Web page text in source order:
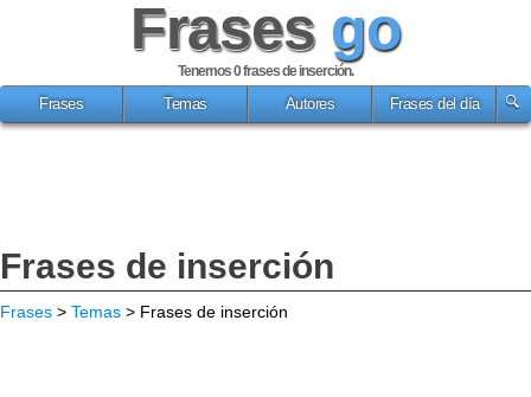
Frases go
Tenemos 0frases de inserción.
Frases
Temas Autores Frases del día
Frases de inserción
Frases > Temas > Frases de inserción